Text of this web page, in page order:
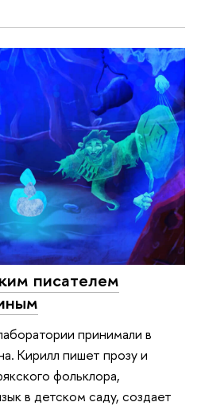
писателем
принимали в
Кирилл пишет прозу и
фольклора,
в детском саду, создает